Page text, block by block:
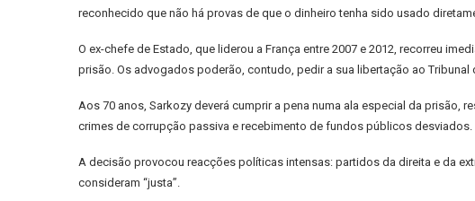
reconhecido que não há provas de que o dinheiro tenha sido usado
O ex-chefe de Estado, que liderou a França entre 2007 e 2012, recorreu
prisão. Os advogados poderão, contudo, pedir a sua libertação ao Tribunal
Aos 70 anos, Sarkozy deverá cumprir a pena numa ala especial da
crimes de corrupção passiva e recebimento de fundos públicos desviados.
A decisão provocou reacções políticas intensas: partidos da direita e da
consideram “justa”.